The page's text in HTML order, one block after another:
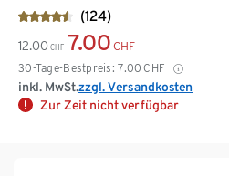
(124)
12.00 CHF 7.00 CHF
30-Tage-Bestpreis: 7.00 CHF
inkl. MwSt.zzgl. Versandkosten
Zur Zeit nicht verfügbar